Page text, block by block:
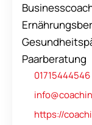
Paarberatung
01715444546
https://